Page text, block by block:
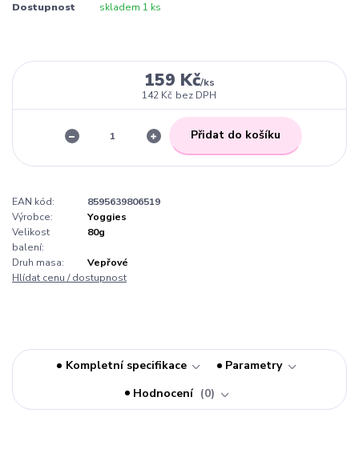
Dostupnost skladem 1 ks
159 Kč/ks
142 Kč bez DPH
Přidat do košíku
EAN kód:
8595639806519
Výrobce:
Yoggies
Velikost
balení:
80g
Druh masa:
Vepřové
Hlídat cenu / dostupnost
Kompletní specifikace
Parametry
Hodnocení
0